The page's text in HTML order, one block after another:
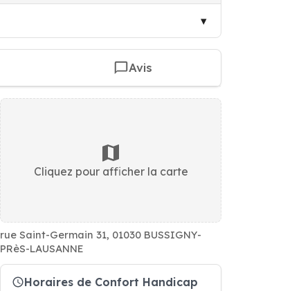
Avis
Cliquez pour afficher la carte
rue Saint-Germain 31, 01030 BUSSIGNY-
PRèS-LAUSANNE
Horaires de Confort Handicap